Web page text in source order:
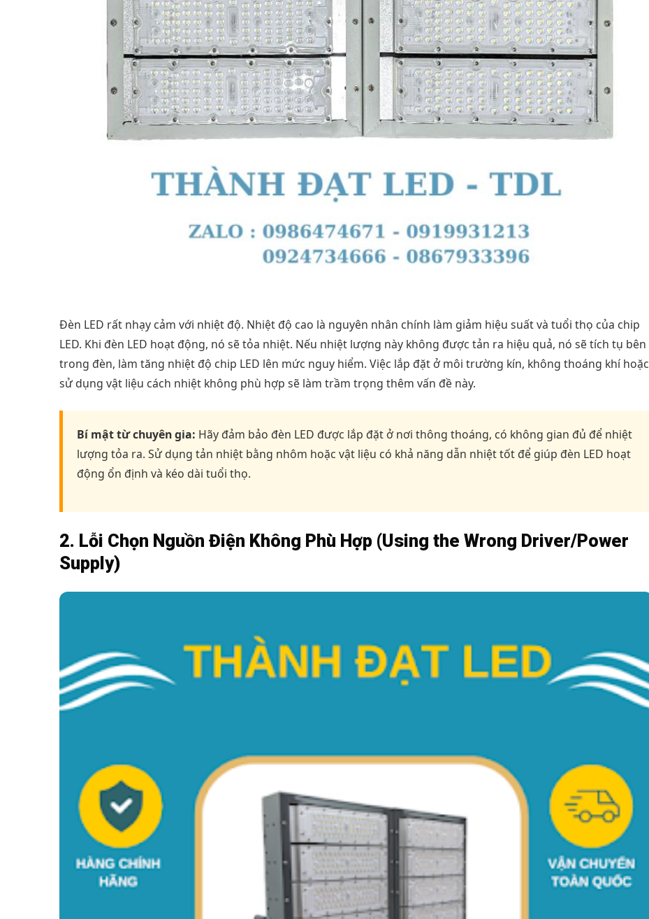
Đèn LED rất nhạy cảm với nhiệt độ. Nhiệt độ cao là nguyên nhân chính làm giảm hiệu suất và tuổi thọ của chip
LED. Khi đèn LED hoạt động, nó sẽ tỏa nhiệt. Nếu nhiệt lượng này không được tản ra hiệu quả, nó sẽ tích tụ bên
trong đèn, làm tăng nhiệt độ chip LED lên mức nguy hiểm. Việc lắp đặt ở môi trường kín, không thoáng khí hoặc
sử dụng vật liệu cách nhiệt không phù hợp sẽ làm trầm trọng thêm vấn đề này.
Bí mật từ chuyên gia: Hãy đảm bảo đèn LED được lắp đặt ở nơi thông thoáng, có không gian đủ để nhiệt
lượng tỏa ra. Sử dụng tản nhiệt bằng nhôm hoặc vật liệu có khả năng dẫn nhiệt tốt để giúp đèn LED hoạt
động ổn định và kéo dài tuổi thọ.
2. Lỗi Chọn Nguồn Điện Không Phù Hợp (Using the Wrong Driver/Power
Supply)